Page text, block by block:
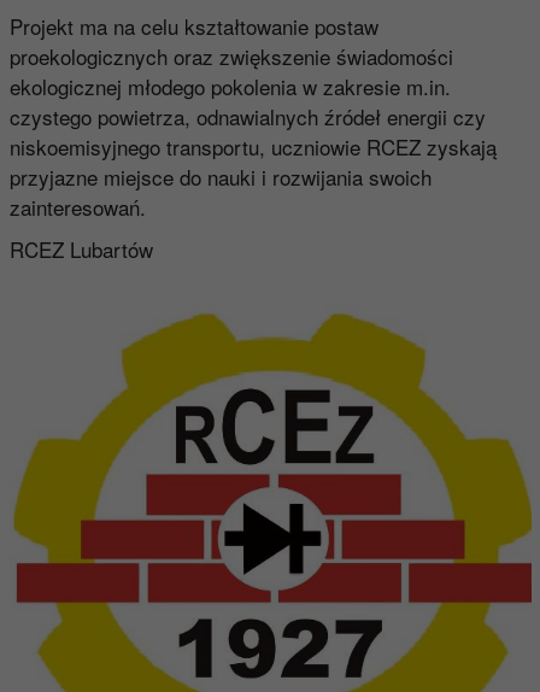
Projekt ma na celu kształtowanie postaw
proekologicznych oraz zwiększenie świadomości
ekologicznej młodego pokolenia w zakresie m.in.
czystego powietrza, odnawialnych źródeł energii czy
niskoemisyjnego transportu, uczniowie RCEZ zyskają
przyjazne miejsce do nauki i rozwijania swoich
zainteresowań.
RCEZ Lubartów